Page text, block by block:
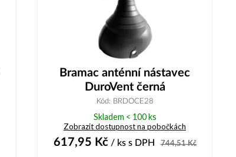
Bramac anténní nástavec
DuroVent černá
Kód: BRDOCE28
Skladem < 100 ks
Zobrazit dostupnost na pobočkách
617,95 Kč/ ks s DPH 744,51Kč